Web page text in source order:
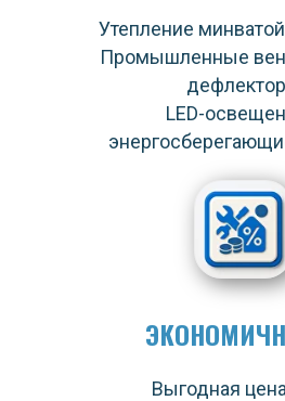
Выгодная
Утепление
Промышленные
LED-